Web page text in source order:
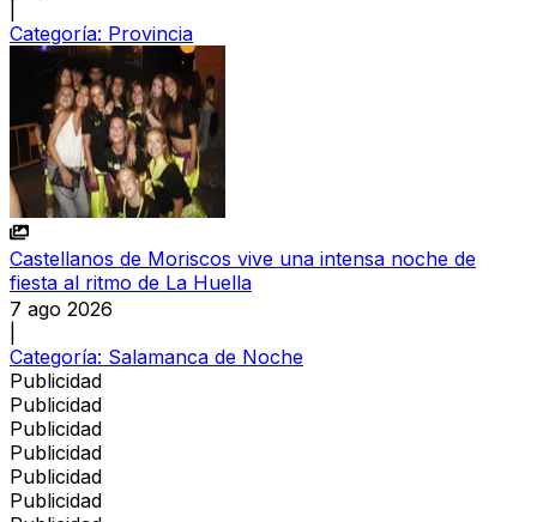
Categoría: Provincia
Castellanos de Moriscos vive una intensa noche de
fiesta al ritmo de La Huella
7 ago 2026
Categoría: Salamanca de Noche
Publicidad
Publicidad
Publicidad
Publicidad
Publicidad
Publicidad